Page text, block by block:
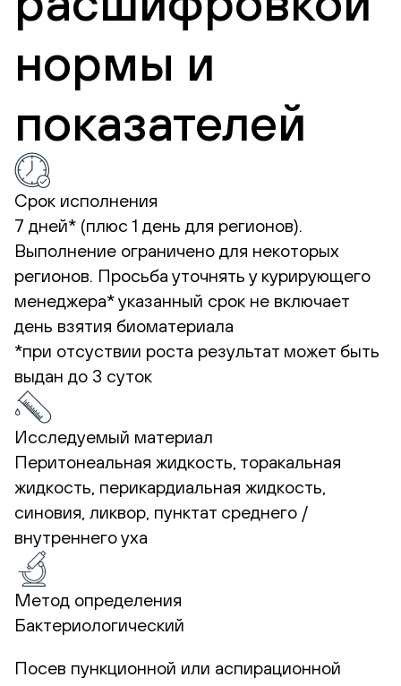
нормы и
показателей
Срок исполнения
7 дней* (плюс 1 день для регионов).
Выполнение ограничено для некоторых
регионов. Просьба уточнять у курирующего
менеджера*указанный срок не включает
день взятия биоматериала
*при отсуствии роста результат может быть
выдан до 3 суток
Исследуемый материал
Перитонеальная жидкость, торакальная
жидкость, перикардиальная жидкость,
синовия, ликвор, пунктат среднего /
внутреннего уха
Метод определения
Бактериологический
Посев пункционной или аспирационной